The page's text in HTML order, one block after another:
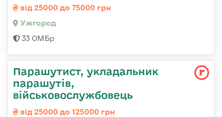
від 25000 до 75000 грн
Ужгород
33 ОМБр
Парашутист, укладальник
парашутів,
військовослужбовець
від 25000 до 125000 грн